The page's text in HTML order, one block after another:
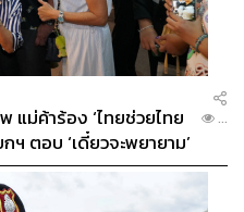
น เมื่อควบรวมกันแล้วแผนก
นตัด จากงบ 3 ก้อน 3 ทีม
ใช้งานเพียงทีมเดียว งบ
นอย่างมาก ส่วนงานฝ่าย
ามารถยุบและลดจำนวนได้
แม่ค้าร้อง ‘ไทยช่วยไทย
ตอบ ‘เดี๋ยวจะพยายาม’
...